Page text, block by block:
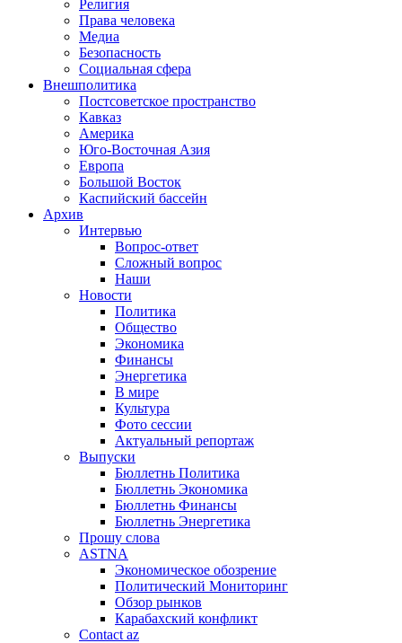
Религия
Права человека
Медиа
Безопасность
Социальная сфера
Внешполитика
Постсоветское пространство
Кавказ
Америка
Юго-Восточная Азия
Европа
Большой Восток
Каспийский бассейн
Архив
Интервью
Вопрос-ответ
Сложный вопрос
Наши
Новости
Политика
Общество
Экономика
Финансы
Энергетика
В мире
Культура
Фото сессии
Актуальный репортаж
Выпуски
Бюллетнь Политика
Бюллетнь Экономика
Бюллетнь Финансы
Бюллетнь Энергетика
Прошу слова
ASTNA
Экономическое обозрение
Политический Мониторинг
Обзор рынков
Карабахский конфликт
Contact az